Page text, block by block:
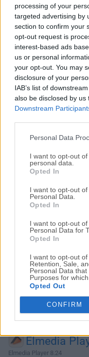
processing of your
targeted advertising by
section to confirm your
opt-out request is
interest-based ads
us or personal
your opt-out. You may
disclosure of your
IAB’s list of
also be disclosed by
Downstream
Personal Data
I want to opt-out
personal data.
Opted In
I want to opt-out
Personal Data.
Opted In
I want to opt-out
Personal Data for
Opted In
I want to opt-out of
Retention, Sale,
Personal Data
Purposes for
Opted Out
CONFIRM
pantalla de un Mac,
aplicaciones, los
en off en screencasts
Graba exactamente lo
en un screencast en
herramienta te
segundo, ofreciendo
tutoriales, grabaciones
de pantalla que
pantalla 4K o 5K de
la herramienta te
Alternativas y
Elmedia
Elmedia Player 8.24